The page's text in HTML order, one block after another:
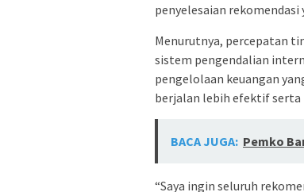
penyelesaian rekomendasi
Menurutnya, percepatan
sistem pengendalian
pengelolaan keuangan
berjalan lebih efektif serta
BACA JUGA: Pemko
“Saya ingin seluruh